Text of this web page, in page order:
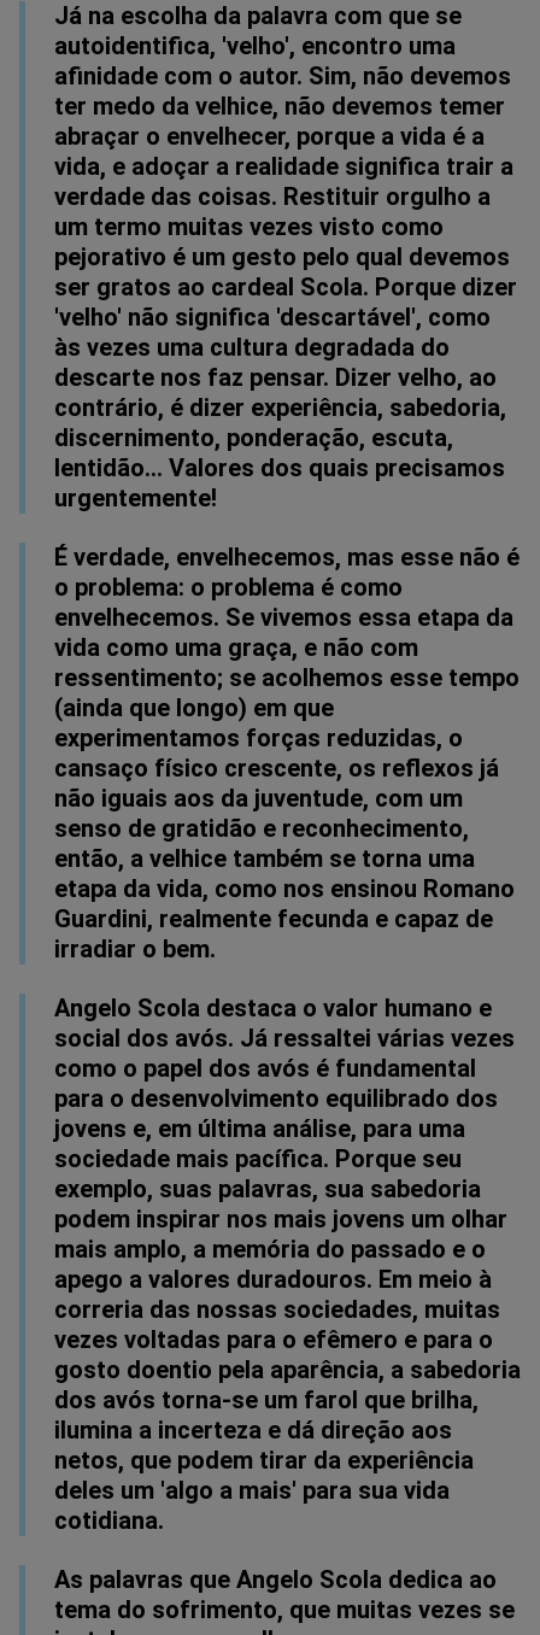
Já na escolha da palavra com que se
autoidentifica, 'velho', encontro uma
afinidade com o autor. Sim, não devemos
ter medo da velhice, não devemos temer
abraçar o envelhecer, porque a vida é a
vida, e adoçar a realidade significa trair a
verdade das coisas. Restituir orgulho a
um termo muitas vezes visto como
pejorativo é um gesto pelo qual devemos
ser gratos ao cardeal Scola. Porque dizer
'velho' não significa 'descartável', como
às vezes uma cultura degradada do
descarte nos faz pensar. Dizer velho, ao
contrário, é dizer experiência, sabedoria,
discernimento, ponderação, escuta,
lentidão... Valores dos quais precisamos
urgentemente!
É verdade, envelhecemos, mas esse não é
o problema: o problema é como
envelhecemos. Se vivemos essa etapa da
vida como uma graça, e não com
ressentimento; se acolhemos esse tempo
(ainda que longo) em que
experimentamos forças reduzidas, o
cansaço físico crescente, os reflexos já
não iguais aos da juventude, com um
senso de gratidão e reconhecimento,
então, a velhice também se torna uma
etapa da vida, como nos ensinou Romano
Guardini, realmente fecunda e capaz de
irradiar o bem.
Angelo Scola destaca o valor humano e
social dos avós. Já ressaltei várias vezes
como o papel dos avós é fundamental
para o desenvolvimento equilibrado dos
jovens e, em última análise, para uma
sociedade mais pacífica. Porque seu
exemplo, suas palavras, sua sabedoria
podem inspirar nos mais jovens um olhar
mais amplo, a memória do passado e o
apego a valores duradouros. Em meio à
correria das nossas sociedades, muitas
vezes voltadas para o efêmero e para o
gosto doentio pela aparência, a sabedoria
dos avós torna-se um farol que brilha,
ilumina a incerteza e dá direção aos
netos, que podem tirar da experiência
deles um 'algo a mais' para sua vida
cotidiana.
As palavras que Angelo Scola dedica ao
tema do sofrimento, que muitas vezes se